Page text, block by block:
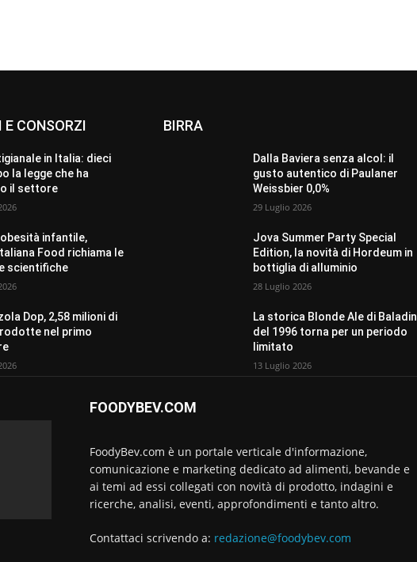
CONSORZI
in Italia: dieci
la legge che ha
il settore
infantile,
Food richiama le
scientifiche
Dop, 2,58 milioni di
nel primo
BIRRA
Dalla Baviera senza alcol: il
gusto autentico di Paulaner
Weissbier 0,0%
29 Luglio 2026
Jova Summer Party Special
Edition, la novità di Hordeum in
bottiglia di alluminio
28 Luglio 2026
La storica Blonde Ale di Baladin
del 1996 torna per un periodo
limitato
13 Luglio 2026
FOODYBEV.COM
FoodyBev.com è un portale verticale d'informazione,
comunicazione e marketing dedicato ad alimenti, bevande e
ai temi ad essi collegati con novità di prodotto, indagini e
ricerche, analisi, eventi, approfondimenti e tanto altro.
Contattaci scrivendo a: redazione@foodybev.com